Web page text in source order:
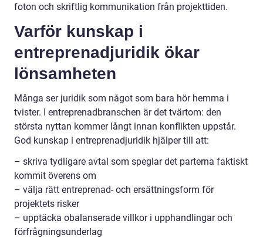
foton och skriftlig kommunikation från projekttiden.
Varför kunskap i
entreprenadjuridik ökar
lönsamheten
Många ser juridik som något som bara hör hemma i
tvister. I entreprenadbranschen är det tvärtom: den
största nyttan kommer långt innan konflikten uppstår.
God kunskap i entreprenadjuridik hjälper till att:
– skriva tydligare avtal som speglar det parterna faktiskt
kommit överens om
– välja rätt entreprenad- och ersättningsform för
projektets risker
– upptäcka obalanserade villkor i upphandlingar och
förfrågningsunderlag